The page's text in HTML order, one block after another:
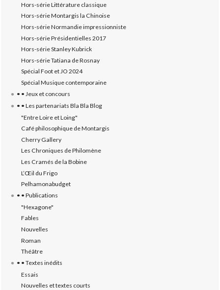
Hors-série Littérature classique
Hors-série Montargis la Chinoise
Hors-série Normandie impressionniste
Hors-série Présidentielles 2017
Hors-série Stanley Kubrick
Hors-série Tatiana de Rosnay
Spécial Foot et JO 2024
Spécial Musique contemporaine
• • Jeux et concours
• • Les partenariats Bla Bla Blog
"Entre Loire et Loing"
Café philosophique de Montargis
Cherry Gallery
Les Chroniques de Philomène
Les Cramés de la Bobine
L’‎Œil du Frigo
Pelhamonabudget
• • Publications
"Hexagone"
Fables
Nouvelles
Roman
Théâtre
• • Textes inédits
Essais
Nouvelles et textes courts